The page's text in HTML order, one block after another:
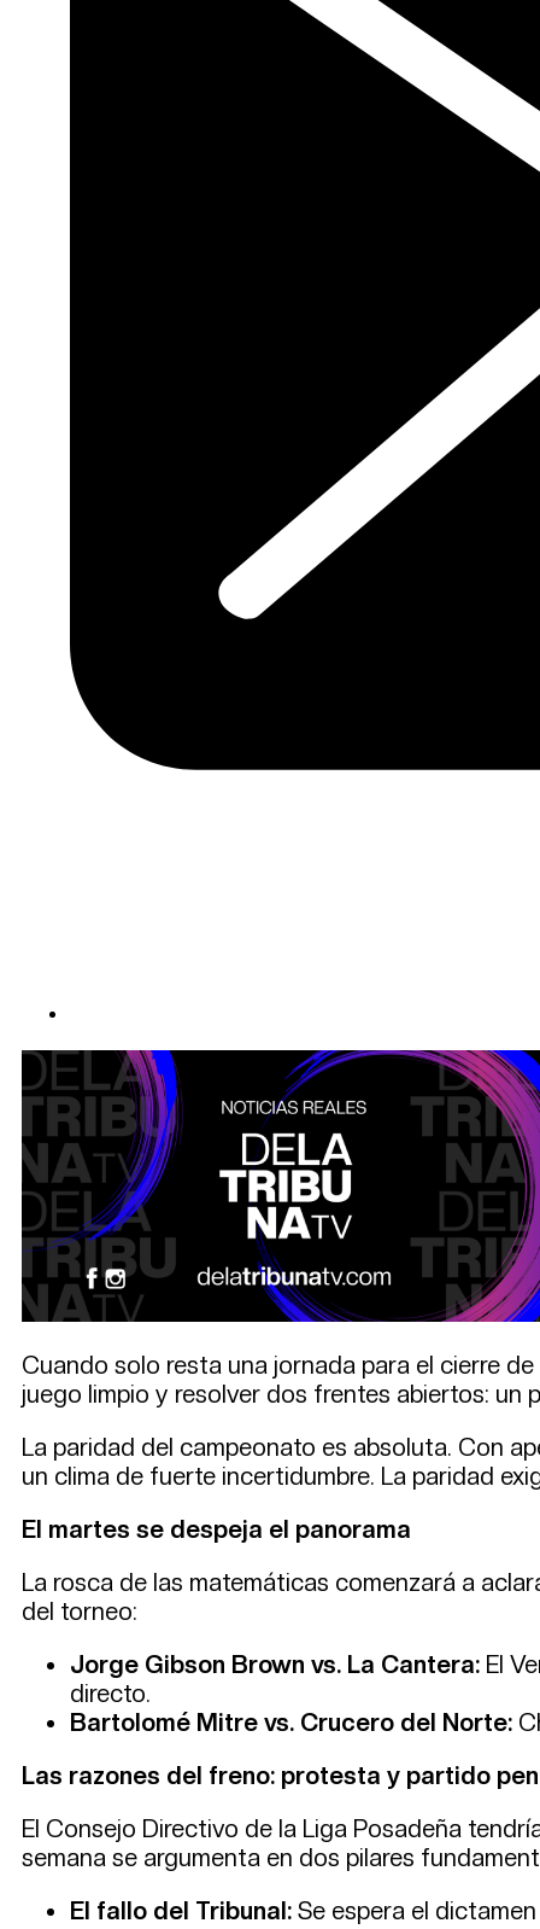
Cuando solo resta una jornada para el cierre
juego limpio y resolver dos frentes abiertos: un
La paridad del campeonato es absoluta. Con
un clima de fuerte incertidumbre. La paridad
El martes se despeja el panorama
La rosca de las matemáticas comenzará a
del torneo:
Jorge Gibson Brown vs. La Cantera: El
directo.
Bartolomé Mitre vs. Crucero del Norte:
Las razones del freno: protesta y partido
El Consejo Directivo de la Liga Posadeña
semana se argumenta en dos pilares
El fallo del Tribunal: Se espera el